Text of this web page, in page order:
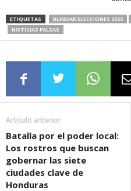
ETIQUETAS BLINDAR ELECCIONES 2025
NOTICIAS FALSAS
Artículo anterior
Batalla por el poder local:
Los rostros que buscan
gobernar las siete
ciudades clave de
Honduras